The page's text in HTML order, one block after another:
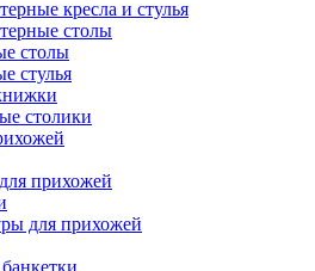
кресла и стулья
столы
столы
стулья
столики
прихожей
для прихожей